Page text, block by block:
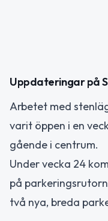
Uppdateringar på
Arbetet med
varit öppen i en
gående i centrum.
Under vecka 24
på
två nya, breda